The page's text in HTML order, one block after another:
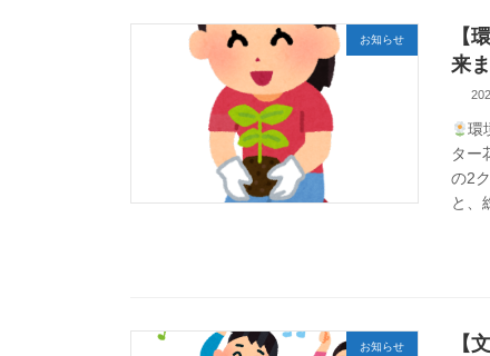
お知らせ
【
来
環
ター
の2
と、
お知らせ
【